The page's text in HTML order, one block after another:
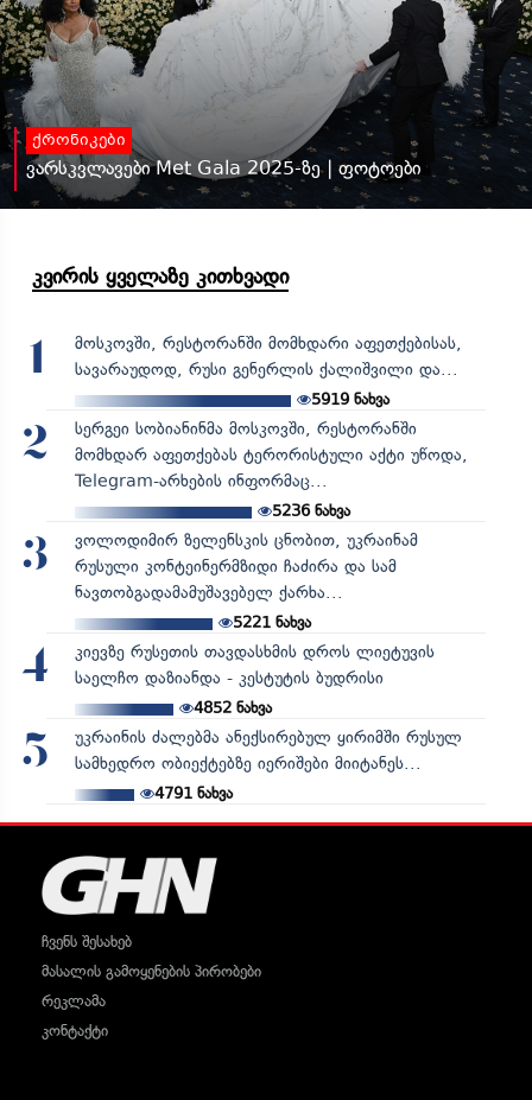
ქრონიკები
ვარსკვლავები Met Gala 2025-ზე | ფოტოები
კვირის ყველაზე კითხვადი
1
მოსკოვში, რესტორანში მომხდარი აფეთქებისას,
სავარაუდოდ, რუსი გენერლის ქალიშვილი და...
5919 ნახვა
2
სერგეი სობიანინმა მოსკოვში, რესტორანში
მომხდარ აფეთქებას ტერორისტული აქტი უწოდა,
Telegram-არხების ინფორმაც...
5236ნახვა
3
ვოლოდიმირ ზელენსკის ცნობით, უკრაინამ
რუსული კონტეინერმზიდი ჩაძირა და სამ
ნავთობგადამამუშავებელ ქარხა...
5221ნახვა
4
კიევზე რუსეთის თავდასხმის დროს ლიეტუვის
საელჩო დაზიანდა - კესტუტის ბუდრისი
4852ნახვა
5
უკრაინის ძალებმა ანექსირებულ ყირიმში რუსულ
სამხედრო ობიექტებზე იერიშები მიიტანეს...
4791ნახვა
ჩვენს შესახებ
მასალის გამოყენების პირობები
რეკლამა
კონტაქტი